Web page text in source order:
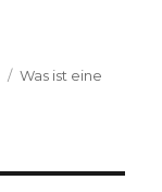
Kategorien
Was ist eine